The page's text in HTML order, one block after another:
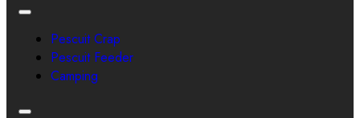
Toggle
navigationPescuit Crap
Pescuit Feeder
Camping